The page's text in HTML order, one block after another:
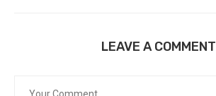
LEAVE A COMMENT